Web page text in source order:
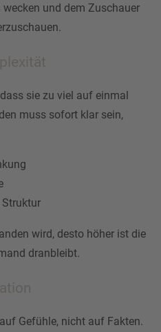
und dem Zuschauer
sie zu viel auf einmal
muss sofort klar sein,
wird, desto höher ist die
dranbleibt.
Gefühle, nicht auf Fakten.